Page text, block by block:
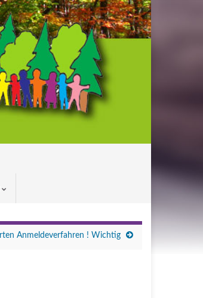
Anmeldeverfahren ! Wichtig